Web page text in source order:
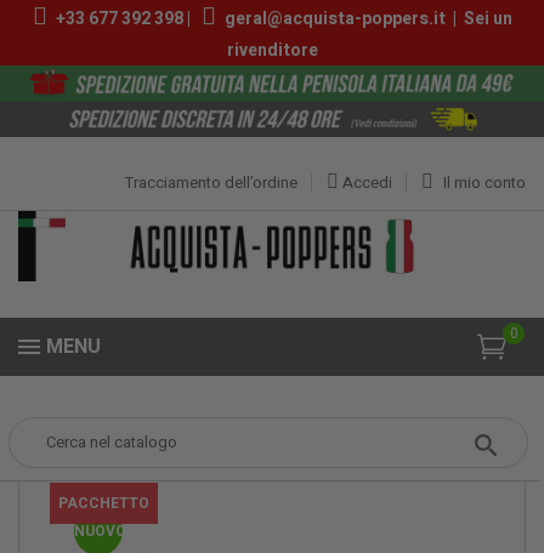
+33 677 392 398 | geral@acquista-poppers.it| Sei un
rivenditore
Il mio conto
Accedi
Tracciamento dell’ordine
0
MENU
NUOVO
PACCHETTO